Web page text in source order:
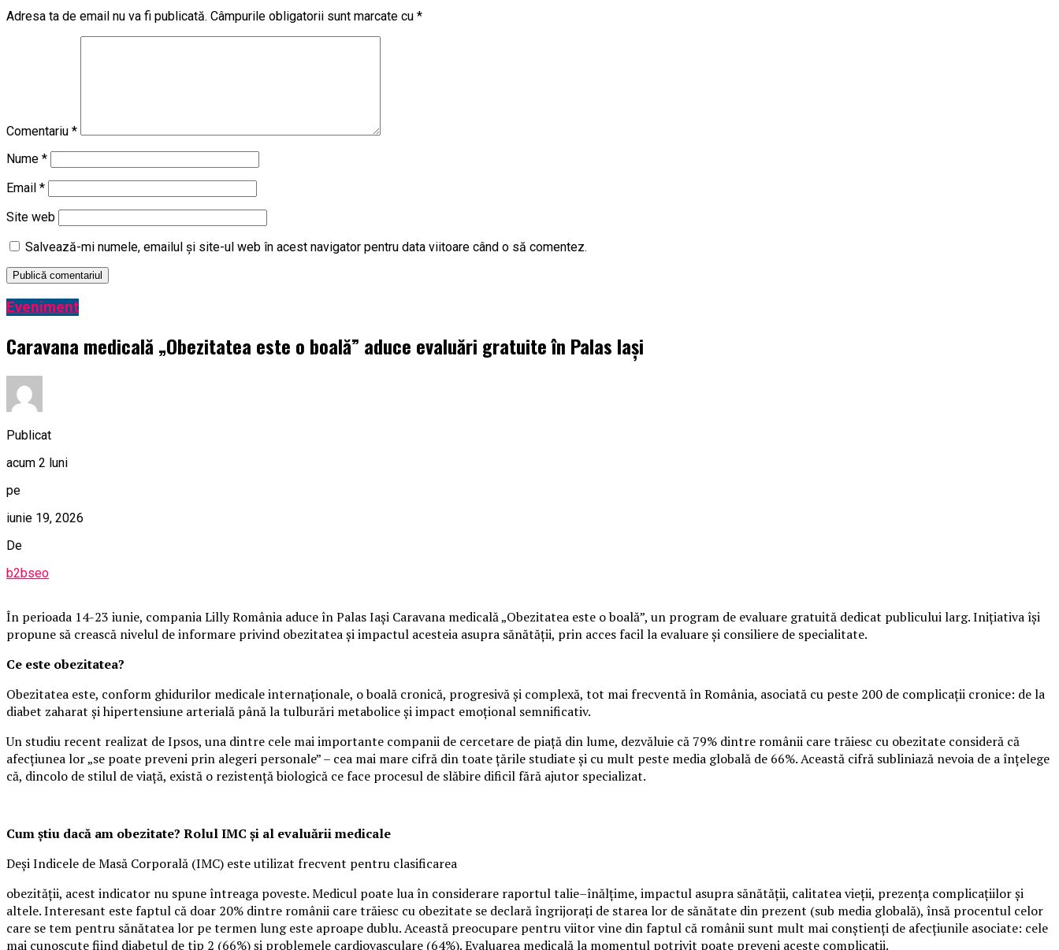
Adresa ta de email nu va fi publicată. Câmpurile obligatorii sunt marcate cu *
Comentariu *
Nume *
Email *
Site web
Salvează-mi numele, emailul și site-ul web în acest navigator pentru data viitoare când o să comentez.
Eveniment
Caravana medicală „Obezitatea este o boală” aduce evaluări gratuite în Palas Iași
Publicat
acum 2 luni
pe
iunie 19, 2026
De
b2bseo
În perioada 14-23 iunie, compania Lilly România aduce în Palas Iași Caravana medicală „Obezitatea este o boală”, un program de evaluare gratuită dedicat publicului larg. Inițiativa își
propune să crească nivelul de informare privind obezitatea și impactul acesteia asupra sănătății, prin acces facil la evaluare și consiliere de specialitate.
Ce este obezitatea?
Obezitatea este, conform ghidurilor medicale internaționale, o boală cronică, progresivă și complexă, tot mai frecventă în România, asociată cu peste 200 de complicații cronice: de la
diabet zaharat și hipertensiune arterială până la tulburări metabolice și impact emoțional semnificativ.
Un studiu recent realizat de Ipsos, una dintre cele mai importante companii de cercetare de piață din lume, dezvăluie că 79% dintre românii care trăiesc cu obezitate consideră că
afecțiunea lor „se poate preveni prin alegeri personale” – cea mai mare cifră din toate țările studiate și cu mult peste media globală de 66%. Această cifră subliniază nevoia de a înțelege
că, dincolo de stilul de viață, există o rezistență biologică ce face procesul de slăbire dificil fără ajutor specializat.
Cum știu dacă am obezitate? Rolul IMC și al evaluării medicale
Deși Indicele de Masă Corporală (IMC) este utilizat frecvent pentru clasificarea
obezității, acest indicator nu spune întreaga poveste. Medicul poate lua în considerare raportul talie–înălțime, impactul asupra sănătății, calitatea vieții, prezența complicațiilor și
altele. Interesant este faptul că doar 20% dintre românii care trăiesc cu obezitate se declară îngrijorați de starea lor de sănătate din prezent (sub media globală), însă procentul celor
care se tem pentru sănătatea lor pe termen lung este aproape dublu. Această preocupare pentru viitor vine din faptul că românii sunt mult mai conștienți de afecțiunile asociate: cele
mai cunoscute fiind diabetul de tip 2 (66%) și problemele cardiovasculare (64%). Evaluarea medicală la momentul potrivit poate preveni aceste complicații.